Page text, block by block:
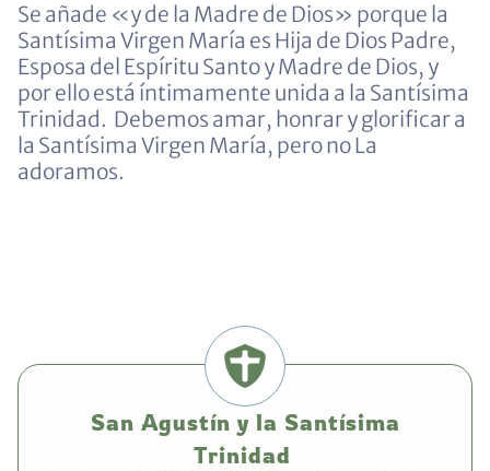
Se añade «y de la Madre de Dios» porque la
Santísima Virgen María es Hija de Dios Padre,
Esposa del Espíritu Santo y Madre de Dios, y
por ello está íntimamente unida a la Santísima
Trinidad. Debemos amar, honrar y glorificar a
la Santísima Virgen María, pero no La
adoramos.
San Agustín y la Santísima
Trinidad